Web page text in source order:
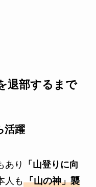
退部するまで
活躍
あり
「山登りに向
人も「山の神」襲